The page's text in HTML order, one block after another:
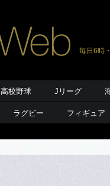
毎日6時
高校野球 Jリーグ
ラグビー フィギュア